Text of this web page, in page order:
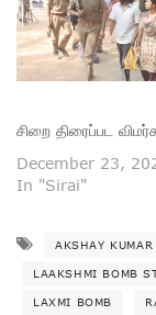
சிறை திரைப்பட
December 23,
In "Sirai"
AKSHAY KUMAR
LAAKSHMI BOMB
LAXMI BOMB